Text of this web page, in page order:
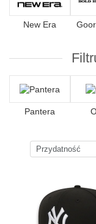
New Era
Pantera